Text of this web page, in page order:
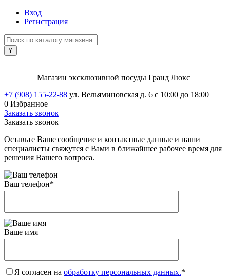
Вход
Регистрация
Магазин эксклюзивной посуды Гранд Люкс
+7 (908) 155-22-88 ул. Вельяминовская д. 6 с 10:00 до 18:00
0 Избранное
Заказать звонок
Заказать звонок
Оставьте Ваше сообщение и контактные данные и наши
специалисты свяжутся с Вами в ближайшее рабочее время для
решения Вашего вопроса.
Ваш телефон*
Ваше имя
Я согласен на обработку персональных данных.*